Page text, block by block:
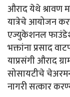
औराद येथे श्रावण
यात्रेचे आयोजन
एज्युकेशनल
भक्तांना प्रसाद
याप्रसंगी औराद
सोसायटीचे चेअरमन
नागरी सत्कार